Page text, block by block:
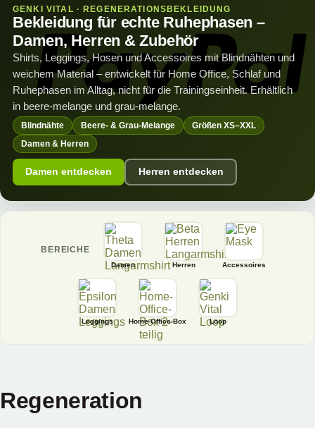
GENKI VITAL · REGENERATIONSBEKLEIDUNG
Bekleidung für echte Ruhephasen –
Damen, Herren & Zubehör
Shirts, Leggings, Hosen und Accessoires mit Blindnähten und
weichem Material – entwickelt für Home Office, Schlaf und
Ruhephasen im Alltag, nicht für die Trainingseinheit. Erhältlich
in beere-melange und grau-melange.
Blindnähte Beere- & Grau-Melange
Größen XS–XXL
Damen & Herren
Damen entdecken Herren entdecken
BEREICHE
Damen Herren Accessoires
Leggings Home-Office-Box Loop
Regeneration